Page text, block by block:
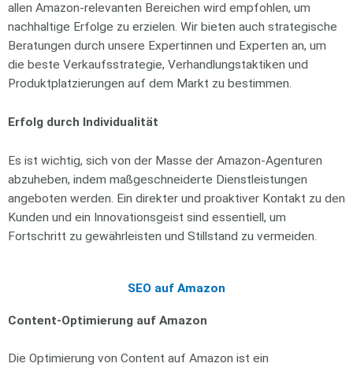
allen Amazon-relevanten Bereichen wird empfohlen, um
nachhaltige Erfolge zu erzielen. Wir bieten auch strategische
Beratungen durch unsere Expertinnen und Experten an, um
die beste Verkaufsstrategie, Verhandlungstaktiken und
Produktplatzierungen auf dem Markt zu bestimmen.
Erfolg durch Individualität
Es ist wichtig, sich von der Masse der Amazon-Agenturen
abzuheben, indem maßgeschneiderte Dienstleistungen
angeboten werden. Ein direkter und proaktiver Kontakt zu den
Kunden und ein Innovationsgeist sind essentiell, um
Fortschritt zu gewährleisten und Stillstand zu vermeiden.
SEO auf Amazon
Content-Optimierung auf Amazon
Die Optimierung von Content auf Amazon ist ein